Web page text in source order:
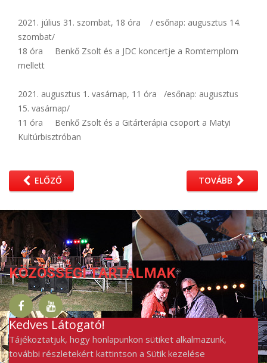
2021. július 31. szombat, 18 óra / esőnap: augusztus 14.
szombat/
18 óra Benkő Zsolt és a JDC koncertje a Romtemplom
mellett
2021. augusztus 1. vasárnap, 11 óra /esőnap: augusztus
15. vasárnap/
11 óra Benkő Zsolt és a Gitárterápia csoport a Matyi
Kultúrbisztróban
ELŐZŐ TOVÁBB
KÖZÖSSÉGI TARTALMAK
Kedves Látogató!
Tájékoztatjuk, hogy honlapunkon sütiket alkalmazunk,
további részletekért kattintson a Sütik kezelése